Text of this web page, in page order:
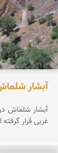
آبشار
آبشار شلماش
غربی قرار